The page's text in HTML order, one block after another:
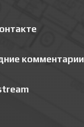
комментарии